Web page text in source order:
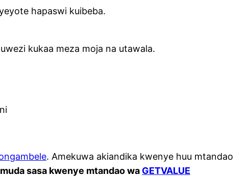
hapaswi kuibeba.
kukaa meza moja na utawala.
. Amekuwa akiandika kwenye huu mtandao
sasa kwenye mtandao wa GETVALUE